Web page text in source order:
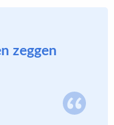
zeggen